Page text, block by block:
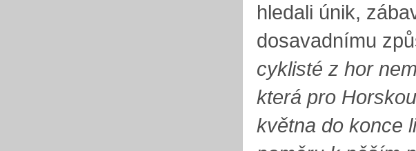
hledali únik,
dosavadnímu
cyklisté z hor
která pro
května do konce